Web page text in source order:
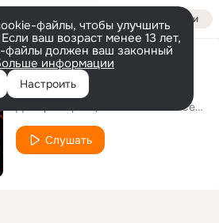
Войти
файлы, чтобы улучшить
ваш возраст менее 13 лет,
файлы должен ваш законный
информации
Настроить
Шалунья-весна
Ната ли Северр
Слушать